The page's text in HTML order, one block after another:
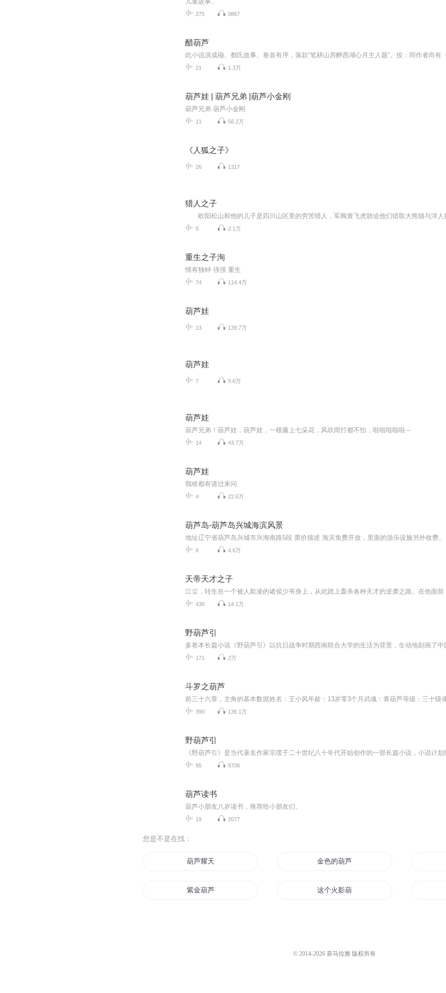
275 9867
醋葫芦
21 1.3万
葫芦娃 | 葫芦兄弟 |葫芦小金刚
葫芦兄弟 葫芦小金刚
11 56.2万
《人狐之子》
26 1317
猎人之子
5 2.1万
重生之子洵
情有独钟 强强 重生
74 114.4万
葫芦娃
13 139.7万
葫芦娃
7 9.6万
葫芦娃
葫芦兄弟！葫芦娃，葫芦娃，一根藤上七朵花，风吹雨打都不怕，啦啦啦啦啦～
14 43.7万
葫芦娃
我啥都有请过来问
4 22.6万
葫芦岛-葫芦岛兴城海滨风景
6 4.6万
天帝天才之子
430 14.1万
野葫芦引
171 2万
斗罗之葫芦
390 136.1万
野葫芦引
95 9706
葫芦读书
葫芦小朋友八岁读书，推荐给小朋友们。
19 2077
您是不是在找：
葫芦耀天 金色的葫芦
紫金葫芦 这个火影葫芦里什么都有
© 2014-2026 喜马拉雅 版权所有